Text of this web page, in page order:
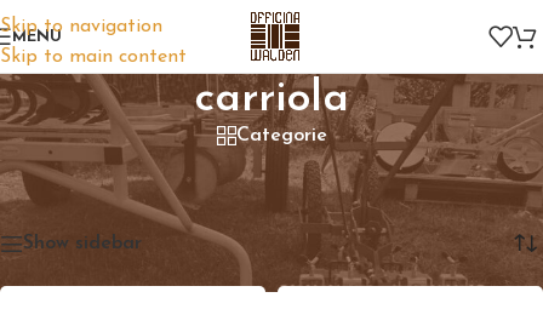
Skip to navigation
Skip to main content
MENU
carriola
Categorie
Home/Prodotti taggati “carriola”
Visualizzazione di 5 risultati
Show sidebar